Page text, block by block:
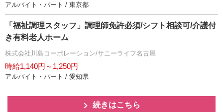
アルバイト・パート / 東京都
「福祉調理スタッフ」調理師免許必須/シフト相談可/介護付
き有料老人ホーム
株式会社川島コーポレーション/サニーライフ名古屋
時給1,140円～1,250円
アルバイト・パート / 愛知県
続きはこちら